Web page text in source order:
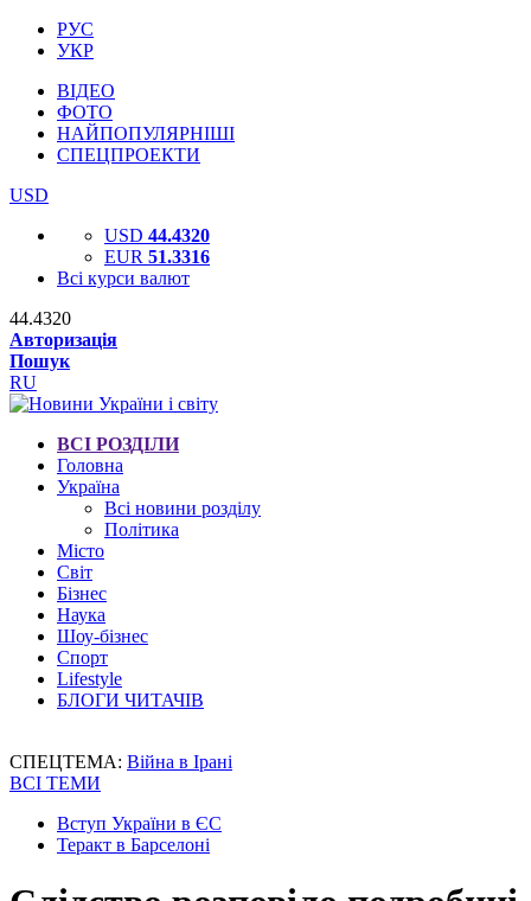
РУС
УКР
ВІДЕО
ФОТО
НАЙПОПУЛЯРНІШІ
СПЕЦПРОЕКТИ
USD
USD 44.4320
EUR 51.3316
Всі курси валют
44.4320
Авторизація
Пошук
RU
ВСІ РОЗДІЛИ
Головна
Україна
Всі новини розділу
Політика
Місто
Світ
Бізнес
Наука
Шоу-бізнес
Спорт
Lifestyle
БЛОГИ ЧИТАЧІВ
СПЕЦТЕМА: Війна в Ірані
ВСІ ТЕМИ
Вступ України в ЄС
Теракт в Барселоні